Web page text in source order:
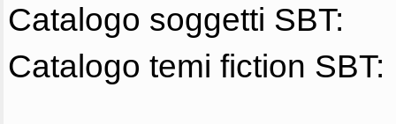
Catalogo soggetti SBT:
Catalogo temi fiction SBT: